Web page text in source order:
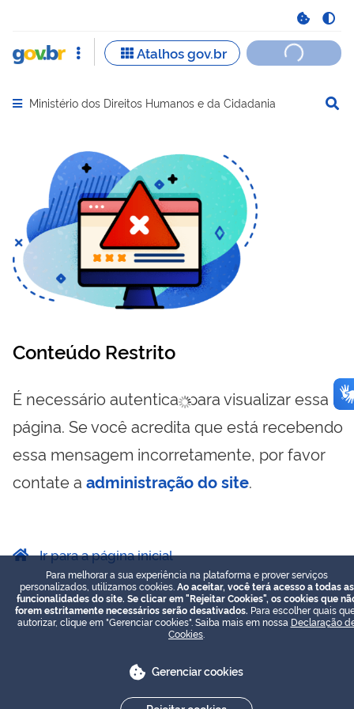
Abrir menu principal de navegação
Ministério dos Direitos Humanos e da Cidadania
Conteúdo Restrito
É necessário autenticar para visualizar essa
página. Se você acredita que está recebendo
essa mensagem incorretamente, por favor
contate a administração do site.
Ir para a página inicial
Para melhorar a sua experiência na plataforma e prover serviços
personalizados, utilizamos cookies. Ao aceitar, você terá acesso a todas as
funcionalidades do site. Se clicar em "Rejeitar Cookies", os cookies que
forem estritamente necessários serão desativados. Para escolher quais
autorizar, clique em "Gerenciar cookies". Saiba mais em nossa Declaração
Cookies
Gerenciar cookies